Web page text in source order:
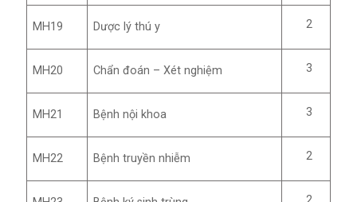
MH19 Dược lý thú y 2
MH20 Chẩn đoán – Xét nghiệm 3
MH21 Bệnh nội khoa 3
MH22 Bệnh truyền nhiễm 2